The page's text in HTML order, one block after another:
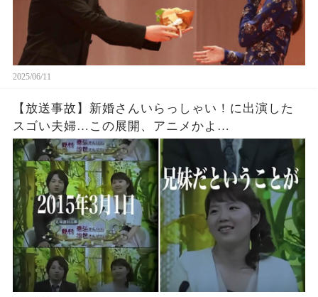
2025/06/11
【放送事故】新婚さんいらっしゃい！に出演した
スゴい夫婦…この展開、アニメかよ…